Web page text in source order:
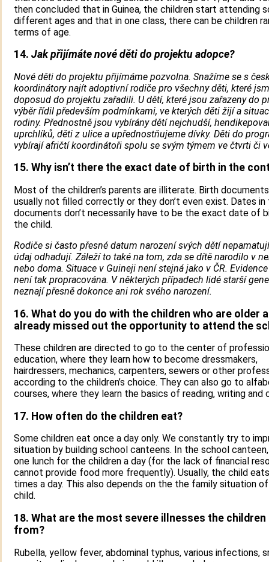
then concluded that in Guinea, the children start attending
different ages and that in one class, there can be children
terms of age.
14. Jak přijímáte nové děti do projektu adopce?
Nové děti do projektu přijímáme pozvolna. Snažíme se s
koordinátory najít adoptivní rodiče pro všechny děti, které
doposud do projektu zařadili. U dětí, které jsou zařazeny do
výběr řídil především podmínkami, ve kterých děti žijí a
rodiny. Přednostně jsou vybírány dětí nejchudší,
uprchlíků, děti z ulice a upřednostňujeme dívky. Děti do
vybírají afričtí koordinátoři spolu se svým týmem ve čtvrti či
15. Why isn’t there the exact date of birth in the
Most of the children’s parents are illiterate. Birth
usually not filled correctly or they don’t even exist. Dates in
documents don’t necessarily have to be the exact date of
the child.
Rodiče si často přesné datum narození svých dětí
údaj odhadují. Záleží to také na tom, zda se dítě narodilo v
nebo doma. Situace v Guineji není stejná jako v ČR.
není tak propracována. V některých případech lidé starší
neznají přesně dokonce ani rok svého narození.
16. What do you do with the children who are older
already missed out the opportunity to attend the
These children are directed to go to the center of
education, where they learn how to become dressmakers,
hairdressers, mechanics, carpenters, sewers or other
according to the children’s choice. They can also go to
courses, where they learn the basics of reading, writing and
17. How often do the children eat?
Some children eat once a day only. We constantly try to
situation by building school canteens. In the school
one lunch for the children a day (for the lack of financial
cannot provide food more frequently). Usually, the child
times a day. This also depends on the the family situation
child.
18. What are the most severe illnesses the
from?
Rubella, yellow fever, abdominal typhus, various infections,